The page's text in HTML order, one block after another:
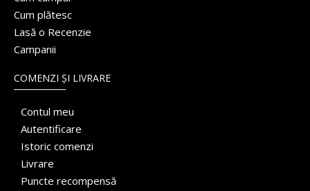
Cum plătesc
Lasă o Recenzie
Campanii
COMENZI ȘI LIVRARE
Contul meu
Autentificare
Istoric comenzi
Livrare
Puncte recompensă